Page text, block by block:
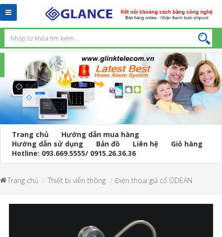
Toggle
navigation
Trang chủ
Hướng dẫn mua hàng
Hướng dẫn sử dụng
Bản đồ Liên hệ
Giỏ hàng
Hotline: 093.669.5555/ 0915.26.36.36
Trang chủ Thiết bị viễn thông Điện thoại giả cổ ODEAN